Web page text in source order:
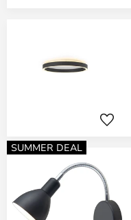
SUMMER DEAL